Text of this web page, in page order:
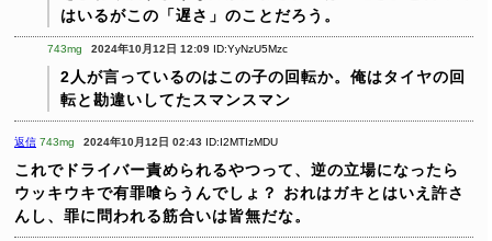
はいるがこの「遅さ」のことだろう。
743mg 2024年10月12日 12:09 ID:YyNzU5Mzc
2人が言っているのはこの子の回転か。俺はタイヤの回
転と勘違いしてたスマンスマン
返信 743mg 2024年10月12日 02:43 ID:I2MTIzMDU
これでドライバー責められるやつって、逆の立場になったら
ウッキウキで有罪喰らうんでしょ？
おれはガキとはいえ許さ
んし、罪に問われる筋合いは皆無だな。